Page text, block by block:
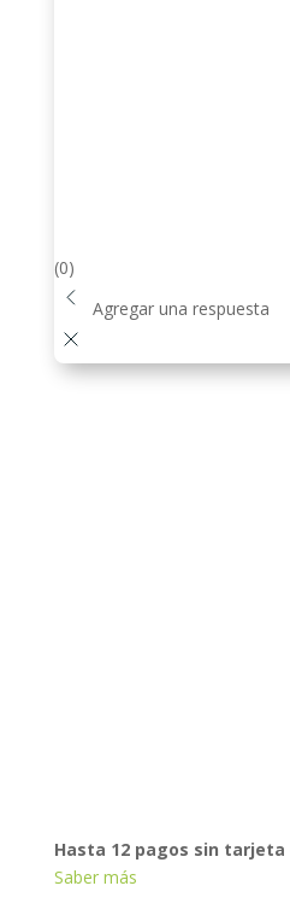
(0)
Agregar una respuesta
Hasta 12 pagos sin tarjeta
Saber más